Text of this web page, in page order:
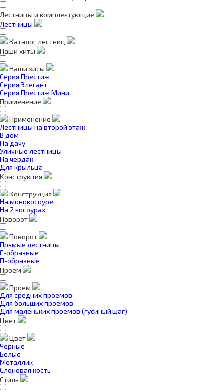
Лестницы и комплектующие
Лестницы
Каталог лестниц
Наши хиты
Наши хиты
Серия Престиж
Серия Элегант
Серия Престиж Мини
Применение
Применение
Лестницы на второй этаж
В дом
На дачу
Уличные лестницы
На чердак
Для крыльца
Конструкция
Конструкция
На монокосоуре
На 2 косоурах
Поворот
Поворот
Прямые лестницы
Г-образные
П-образные
Проем
Проем
Для средних проемов
Для больших проемов
Для маленьких проемов (гусиный шаг)
Цвет
Цвет
Черные
Белые
Металлик
Слоновая кость
Стиль